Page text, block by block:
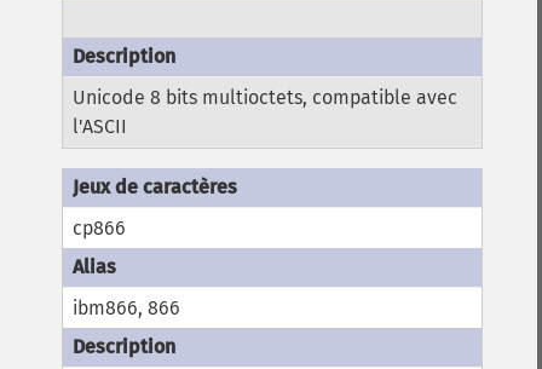
Unicode 8 bits multioctets, compatible avec
l'ASCII
cp866
ibm866, 866